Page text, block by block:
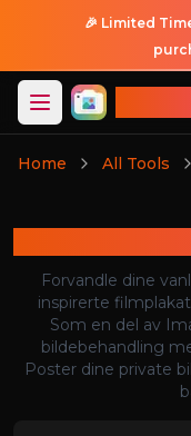
🎉 Limited
Home All Tools
Forvandle dine
inspirerte
Som en del av
bildebehandling
Poster dine private